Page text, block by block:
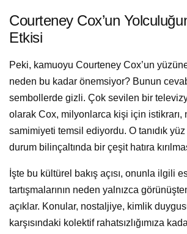
Courteney Cox’un
Etkisi
Peki, kamuoyu Courteney Cox’un yüzüne
neden bu kadar önemsiyor? Bunun
sembollerde gizli. Çok sevilen bir
olarak Cox, milyonlarca kişi için istikrarı,
samimiyeti temsil ediyordu. O tanıdık
durum bilinçaltında bir çeşit hatıra
İşte bu kültürel bakış açısı, onunla ilgili
tartışmalarının neden yalnızca
açıklar. Konular, nostaljiye, kimlik
karşısındaki kolektif rahatsızlığımıza